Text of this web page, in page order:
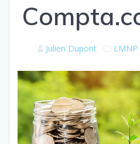
Julien Dupont LMNP